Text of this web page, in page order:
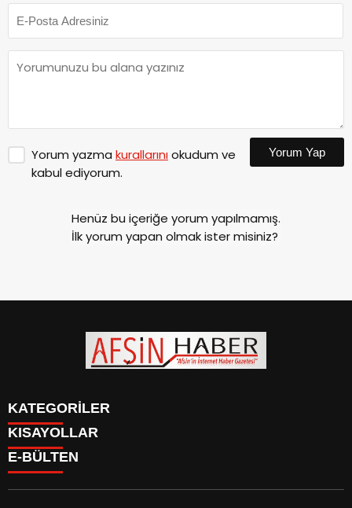
Yorum yazma kurallarınıokudum ve
kabul ediyorum.
Yorum Yap
Henüz bu içeriğe yorum yapılmamış.
İlk yorum yapan olmak ister misiniz?
KATEGORİLER
SİYASET
EĞİTİM
KISAYOLLAR
SİYASET
EĞİTİM
E-BÜLTEN